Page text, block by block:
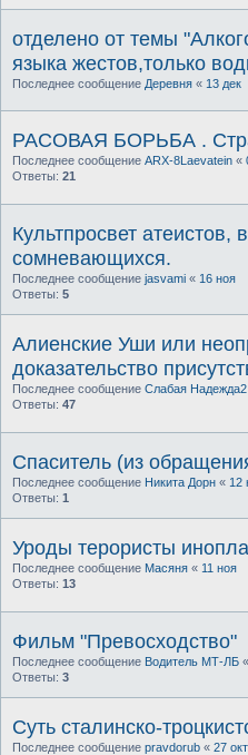
отделено от темы
языка жестов,только
Последнее сообщение Деревня « 13 дек
РАСОВАЯ БОРЬБА .
Последнее сообщение ARX-8Laevatein «
Ответы: 21
Культпросвет атеистов,
сомневающихся.
Последнее сообщение jasvami « 16 ноя
Ответы: 5
Алиенские Уши или
доказательство
Последнее сообщение Слабая Надежда2
Ответы: 47
Спаситель (из
Последнее сообщение Никита Дорн « 12
Ответы: 1
Уроды терористы
Последнее сообщение Масяня « 11 ноя
Ответы: 13
Фильм "Превосходство"
Последнее сообщение Водитель МТ-ЛБ «
Ответы: 3
Суть сталинско-
Последнее сообщение pravdorub « 27 окт